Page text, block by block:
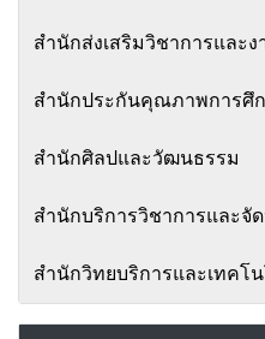
สำนักส่งเสริมวิชาการและง
สำนักประกันคุณภาพการศึ
สำนักศิลปและวัฒนธรรม
สำนักบริการวิชาการและจั
สำนักวิทยบริการและเทคโ